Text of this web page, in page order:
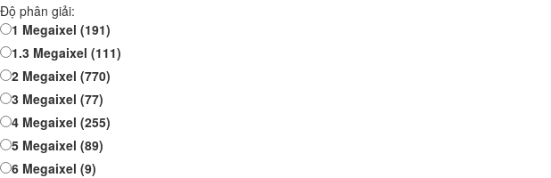
Độ phân giải:
1 Megaixel (191)
1.3 Megaixel (111)
2 Megaixel (770)
3 Megaixel (77)
4 Megaixel (255)
5 Megaixel (89)
6 Megaixel (9)